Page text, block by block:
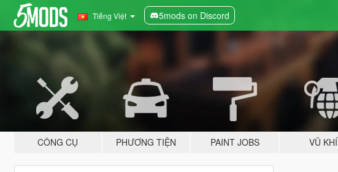
Tiếng Việt 5mods on Discord
CÔNG CỤ PHƯƠNG TIỆN PAINT JOBS VŨ KHÍ